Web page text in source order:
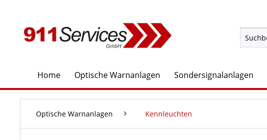
Home Optische Warnanlagen Sondersignalanlagen
Optische Warnanlagen Kennleuchten